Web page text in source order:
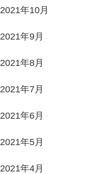
2021年10月
2021年9月
2021年8月
2021年7月
2021年6月
2021年5月
2021年4月